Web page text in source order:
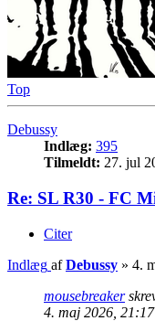
Top
Debussy
Indlæg: 395
Tilmeldt: 27. jul
Re: SL R30 - FC
Citer
Indlæg afDebussy » 4.
mousebreaker
4. maj 2026, 21:17